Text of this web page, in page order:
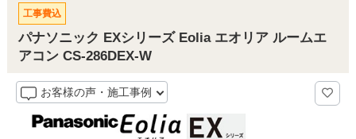
工事費込
パナソニック EXシリーズ Eolia エオリア ルームエ
アコン CS-286DEX-W
お客様の声・施工事例